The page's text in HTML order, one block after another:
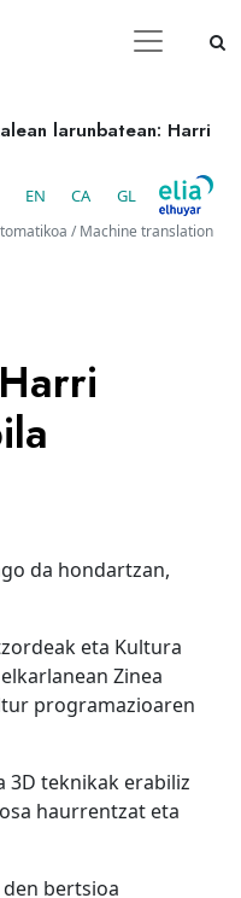
larunbatean: Harri
EN CA GL
/ Machine translation
da hondartzan,
eta Kultura
Zinea
programazioaren
teknikak erabiliz
haurrentzat eta
bertsioa